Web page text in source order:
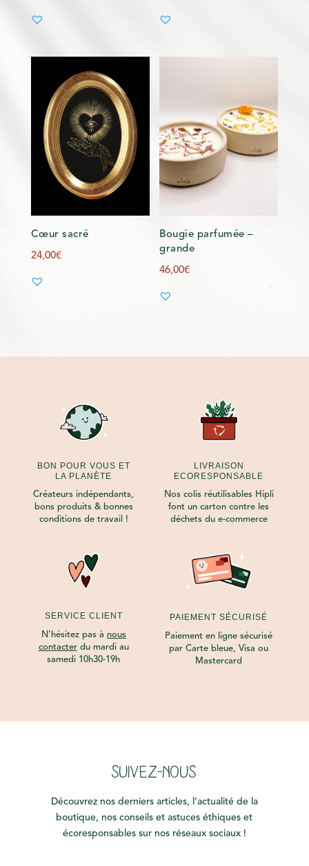
Cœur sacré
24,00€
Bougie parfumée –
grande
46,00€
BON POUR VOUS ET
LA PLANÈTE
Créateurs indépendants,
bons produits & bonnes
conditions de travail !
LIVRAISON
ECORESPONSABLE
Nos colis réutilisables Hipli
font un carton contre les
déchets du e-commerce
SERVICE CLIENT
N’hésitez pas à nous
contacterdu mardi au
samedi 10h30-19h
PAIEMENT SÉCURISÉ
Paiement en ligne sécurisé
par Carte bleue, Visa ou
Mastercard
SUIVEZ-NOUS
Découvrez nos derniers articles, l’actualité de la
boutique, nos conseils et astuces éthiques et
écoresponsables sur nos réseaux sociaux !